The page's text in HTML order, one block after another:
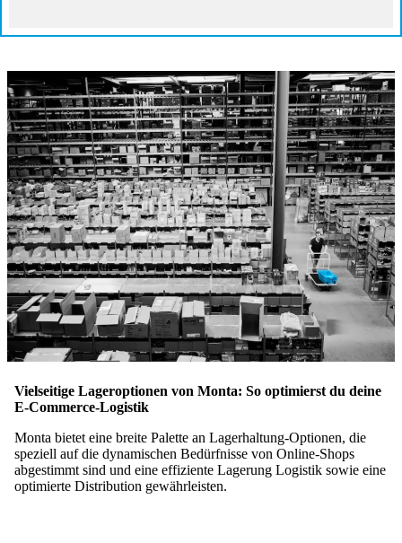
Vielseitige Lageroptionen von Monta: So optimierst du deine
E-Commerce-Logistik
Monta bietet eine breite Palette an Lagerhaltung-Optionen, die
speziell auf die dynamischen Bedürfnisse von Online-Shops
abgestimmt sind und eine effiziente Lagerung Logistik sowie eine
optimierte Distribution gewährleisten.